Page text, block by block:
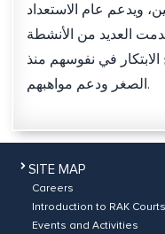
ويدعم عام الاستعداد
العديد من الأنشطة
الابتكار في نفوسهم منذ
الصغر ودعم مواهبهم.
SITE MAP
Careers
Introduction to RAK Courts
Events and Activities